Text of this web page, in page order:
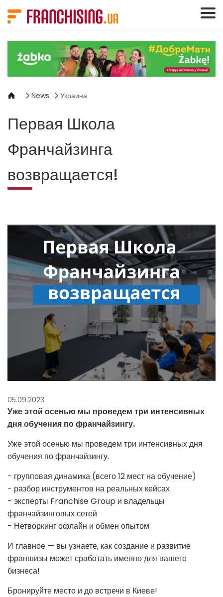
News Украина
Первая Школа
Франчайзинга
возвращается!
05.09.2023
Уже этой осенью мы проведем три интенсивных
дня обучения по франчайзингу.
Уже этой осенью мы проведем три интенсивных дня
обучения по франчайзингу.
- групповая динамика (всего 12 мест на обучение)
- разбор инструментов на реальных кейсах
- эксперты Franchise Group и владельцы
франчайзинговых сетей
- Нетворкинг офлайн и обмен опытом
И главное — вы узнаете, как создание и развитие
франшизы может сработать именно для вашего
бизнеса!
Бронируйте место и до встречи в Киеве!